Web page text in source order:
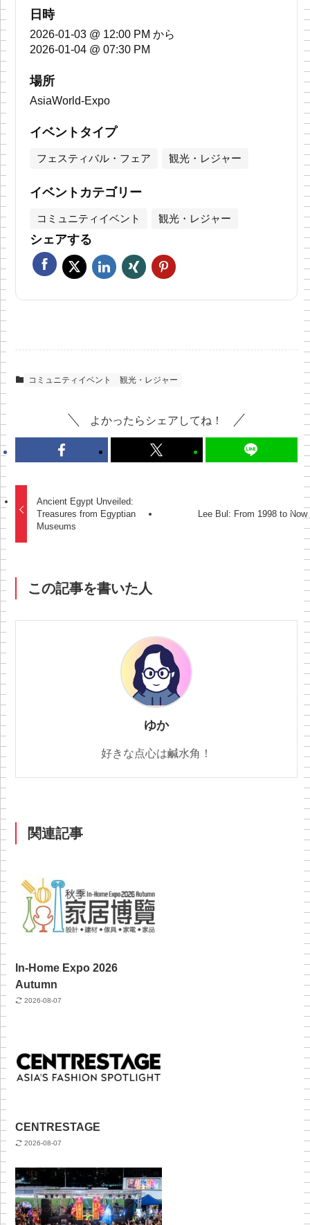
日時
2026-01-03 @ 12:00 PMから
2026-01-04 @ 07:30 PM
場所
AsiaWorld-Expo
イベントタイプ
フェスティバル・フェア 観光・レジャー
イベントカテゴリー
コミュニティイベント 観光・レジャー
シェアする
コミュニティイベント 観光・レジャー
よかったらシェアしてね！
Ancient Egypt Unveiled:
Treasures from Egyptian
Museums
Lee Bul: From 1998 to Now
この記事を書いた人
ゆか
好きな点心は鹹水角！
関連記事
In-Home Expo 2026
Autumn
2026-08-07
CENTRESTAGE
2026-08-07